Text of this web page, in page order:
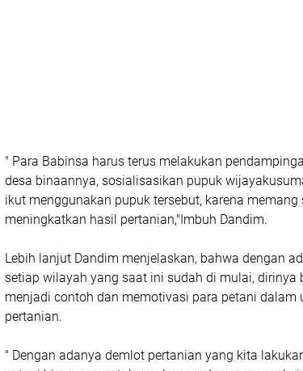
" Para Babinsa harus terus melakukan
desa binaannya, sosialisasikan pupuk
ikut menggunakan pupuk tersebut, karena
meningkatkan hasil pertanian,"Imbuh Dandim.
Lebih lanjut Dandim menjelaskan, bahwa dengan
setiap wilayah yang saat ini sudah di mulai, dirinya
menjadi contoh dan memotivasi para petani dalam
pertanian.
" Dengan adanya demlot pertanian yang kita